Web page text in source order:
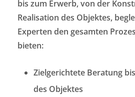
bis zum Erwerb, von der
Realisation des Objektes,
Experten den gesamten
bieten:
Zielgerichtete Beratung
des Objektes